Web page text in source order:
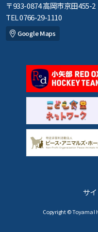
〒933-0874 高岡市京田455-2
TEL 0766-29-1110
Google Maps
Copyright © Toyama I
サ